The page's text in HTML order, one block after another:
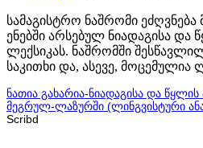
სამაგისტრო ნაშრომი
ენებში არსებულ ნიადაგისა და
ლექსიკას. ნაშრომში
საკითხი და, ასევე, მოცემულია
ნათია გახარია-ნიადაგისა და
მეგრულ-ლაზურში (ლინგვისტური
Scribd